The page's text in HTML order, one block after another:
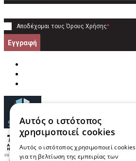
Αποδέχομαι τους Όρους Χρήσης*
Εγγραφή
Αυτός ο ιστότοπος
χρησιμοποιεί cookies
Αυτός ο ιστότοπος χρησιμοποιεί cookies
για τη βελτίωση της εμπειρίας των